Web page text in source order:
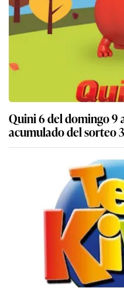
Quini 6 del domingo 9
acumulado del sorteo